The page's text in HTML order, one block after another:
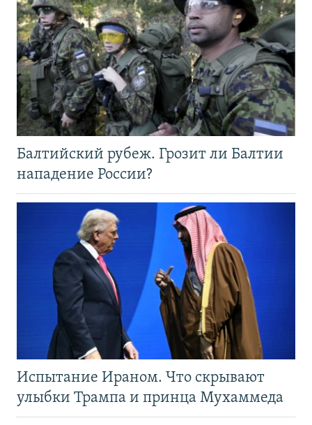
Балтийский рубеж. Грозит ли Балтии
нападение России?
Испытание Ираном. Что скрывают
улыбки Трампа и принца Мухаммеда